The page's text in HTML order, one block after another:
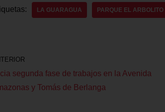
LA GUARAGUA PARQUE EL ARBOLITO
segunda fase de trabajos en la Avenida
y Tomás de Berlanga